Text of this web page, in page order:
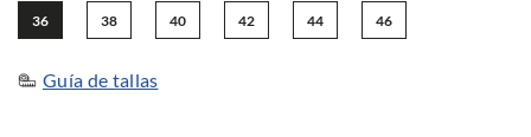
36 38 40 42 44 46
Guía de tallas